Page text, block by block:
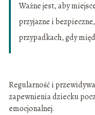
Ważne jest, aby
przyjazne i
przypadkach, gdy
Regularność i
zapewnienia dziecku
emocjonalnej.